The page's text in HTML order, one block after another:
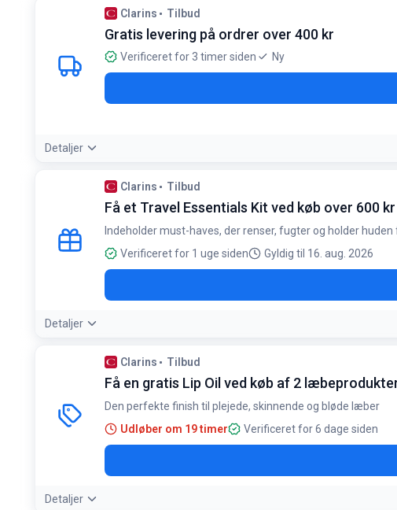
Clarins Tilbud
Gratis levering på ordrer over 400 kr
Verificeret for 3 timer siden Ny
Detaljer
Tilbudsdetaljer:Kombiner dine favoritprodukter for at nå 400 kr. og
Betingelser:
Gælder alle ordrer med en samlet værdi på 400 kr. eller mere
Clarins Tilbud
Få et Travel Essentials Kit ved køb over 600 kr
Indeholder must-haves, der renser, fugter og holder
Verificeret for 1 uge siden
Gyldig til 16. aug. 2026
Detaljer
Clarins Tilbud
Få en gratis Lip Oil ved køb af 2
Den perfekte finish til plejede, skinnende og bløde læber
Udløber om 19 timer
Verificeret for 6 dage siden
Detaljer